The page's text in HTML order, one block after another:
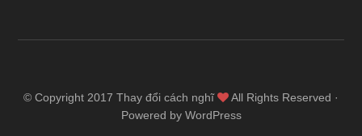
© Copyright 2017 Thay đổi cách nghĩ
All Rights Reserved ·
Powered by WordPress